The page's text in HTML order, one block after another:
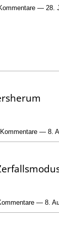
— 28.
Kommentare — 8.
— 8.